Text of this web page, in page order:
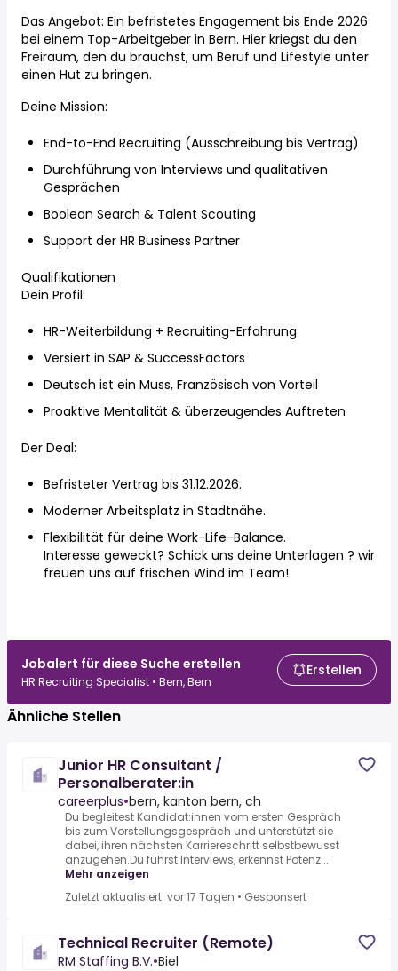
Das Angebot: Ein befristetes Engagement bis Ende 2026
bei einem Top-Arbeitgeber in Bern. Hier kriegst du den
Freiraum, den du brauchst, um Beruf und Lifestyle unter
einen Hut zu bringen.
Deine Mission:
End-to-End Recruiting (Ausschreibung bis Vertrag)
Durchführung von Interviews und qualitativen
Gesprächen
Boolean Search & Talent Scouting
Support der HR Business Partner
Qualifikationen
Dein Profil:
HR-Weiterbildung + Recruiting-Erfahrung
Versiert in SAP & SuccessFactors
Deutsch ist ein Muss, Französisch von Vorteil
Proaktive Mentalität & überzeugendes Auftreten
Der Deal:
Befristeter Vertrag bis 31.12.2026.
Moderner Arbeitsplatz in Stadtnähe.
Flexibilität für deine Work-Life-Balance.
Interesse geweckt? Schick uns deine Unterlagen ? wir
freuen uns auf frischen Wind im Team!
Jobalert für diese Suche erstellen
HR Recruiting Specialist • Bern, Bern
Erstellen
Ähnliche Stellen
Junior HR Consultant /
Personalberater:in
careerplus•bern, kanton bern, ch
Du begleitest Kandidat:innen vom ersten Gespräch
bis zum Vorstellungsgespräch und unterstützt sie
dabei, ihren nächsten Karriereschritt selbstbewusst
anzugehen.Du führst Interviews, erkennst Potenz...
Mehr anzeigen
Zuletzt aktualisiert: vor 17 Tagen • Gesponsert
Technical Recruiter (Remote)
RM Staffing B.V.•Biel